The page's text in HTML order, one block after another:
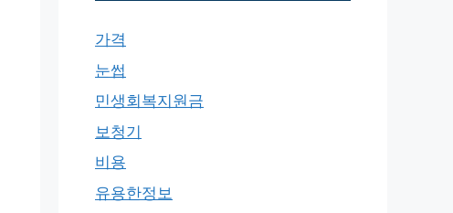
가격
눈썹
민생회복지원금
보청기
비용
유용한정보